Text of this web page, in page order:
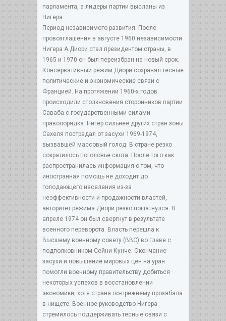
парламента, а лидеры партии высланы из
Нигера.
Период независимого развития. После
провозглашения в августе 1960 независимости
Нигера А.Диори стал президентом страны, в
1965 и 1970 он был переизбран на новый срок.
Консервативный режим Диори сохранял тесные
политические и экономические связи с
Францией. На протяжении 1960-х годов
происходили столкновения сторонников партии
Саваба с государственными силами
правопорядка. Нигер сильнее других стран зоны
Сахеля пострадал от засухи 1969-1974,
вызвавшей массовый голод. В стране резко
сократилось поголовье скота. После того как
распространилась информация о том, что
иностранная помощь не доходит до
голодающего населения из-за
неэффективности и продажности властей,
авторитет режима Диори резко пошатнулся. В
апреле 1974 он был свергнут в результате
военного переворота. Власть перешла к
Высшему военному совету (ВВС) во главе с
подполковником Сейни Кунче. Окончание
засухи и повышение мировых цен на уран
помогли военному правительству добиться
некоторых успехов в восстановлении
экономики, хотя страна по-прежнему прозябала
в нищете. Военное руководство Нигера
стремилось поддерживать тесные связи с